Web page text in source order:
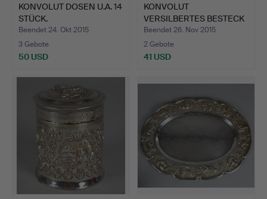
KONVOLUT DOSEN U.A. 14
STÜCK.
Beendet 24. Okt 2015
3 Gebote
50 USD
KONVOLUT
VERSILBERTES BESTECK
UND KORPUSWA…
Beendet 26. Nov 2015
2 Gebote
41 USD